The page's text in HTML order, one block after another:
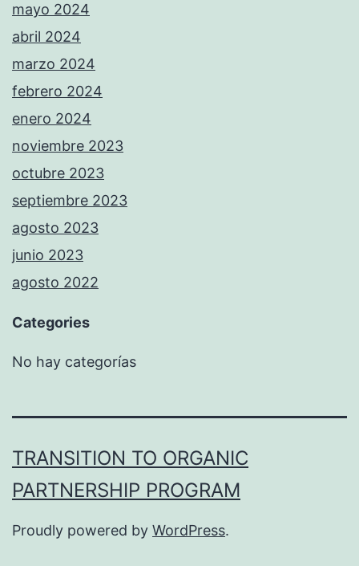
mayo 2024
abril 2024
marzo 2024
febrero 2024
enero 2024
noviembre 2023
octubre 2023
septiembre 2023
agosto 2023
junio 2023
agosto 2022
Categories
No hay categorías
TRANSITION TO ORGANIC
PARTNERSHIP PROGRAM
Proudly powered by WordPress.